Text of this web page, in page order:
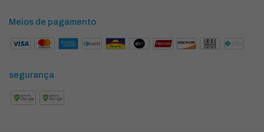
Meios de pagamento
segurança